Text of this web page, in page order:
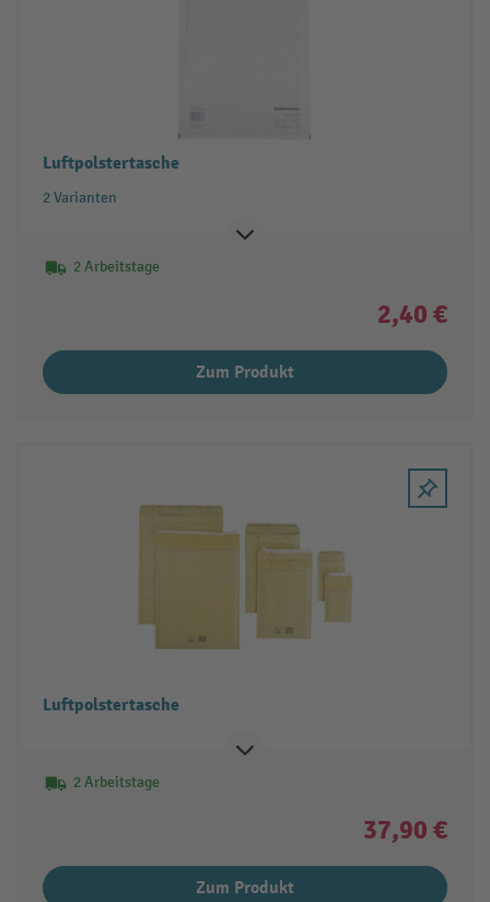
Luftpolstertasche
2 Varianten
2 Arbeitstage
2,40 €
Zum Produkt
Luftpolstertasche
2 Arbeitstage
37,90 €
Zum Produkt